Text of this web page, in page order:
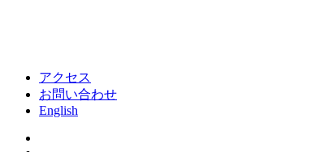
アクセス
お問い合わせ
English